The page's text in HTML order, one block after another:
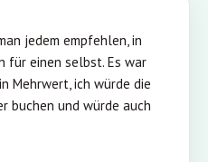
jedem empfehlen, in
für einen selbst. Es war
Mehrwert, ich würde die
buchen und würde auch